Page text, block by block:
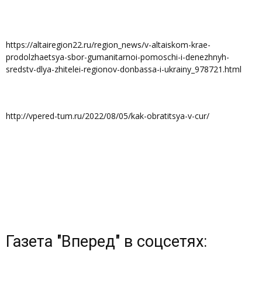
https://altairegion22.ru/region_news/v-altaiskom-krae-
prodolzhaetsya-sbor-gumanitarnoi-pomoschi-i-denezhnyh-
sredstv-dlya-zhitelei-regionov-donbassa-i-ukrainy_978721.html
http://vpered-tum.ru/2022/08/05/kak-obratitsya-v-cur/
Газета "Вперед" в соцсетях: